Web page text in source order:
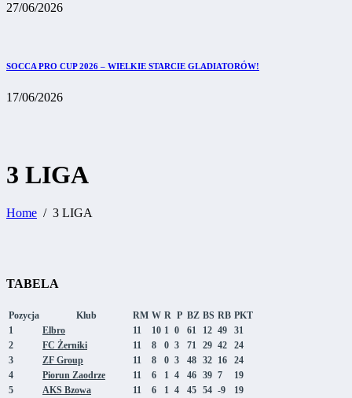
27/06/2026
SOCCA PRO CUP 2026 – WIELKIE STARCIE GLADIATORÓW!
17/06/2026
3 LIGA
Home 3 LIGA
TABELA
Pozycja Klub RM W R P BZ BS RB PKT
1
Elbro 11 10 1 0 61 12 49
31
2
FC Żerniki 11 8 0 3 71 29 42
24
3
ZF Group 11 8 0 3 48 32 16
24
4
Piorun Zaodrze 11 6 1 4 46 39 7
19
5
AKS Bzowa 11 6 1 4 45 54 -9
19